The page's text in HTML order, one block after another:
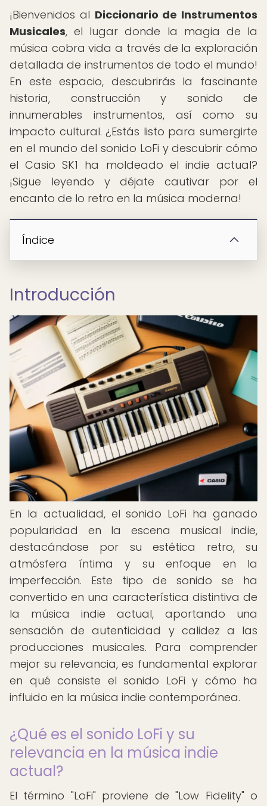
¡Bienvenidos al Diccionario de Instrumentos
Musicales, el lugar donde la magia de la
música cobra vida a través de la exploración
detallada de instrumentos de todo el mundo!
En este espacio, descubrirás la fascinante
historia, construcción y sonido de
innumerables instrumentos, así como su
impacto cultural. ¿Estás listo para sumergirte
en el mundo del sonido LoFi y descubrir cómo
el Casio SK1 ha moldeado el indie actual?
¡Sigue leyendo y déjate cautivar por el
encanto de lo retro en la música moderna!
Índice
Introducción
En la actualidad, el sonido LoFi ha ganado
popularidad en la escena musical indie,
destacándose por su estética retro, su
atmósfera íntima y su enfoque en la
imperfección. Este tipo de sonido se ha
convertido en una característica distintiva de
la música indie actual, aportando una
sensación de autenticidad y calidez a las
producciones musicales. Para comprender
mejor su relevancia, es fundamental explorar
en qué consiste el sonido LoFi y cómo ha
influido en la música indie contemporánea.
¿Qué es el sonido LoFi y su
relevancia en la música indie
actual?
El término "LoFi" proviene de "Low Fidelity" o